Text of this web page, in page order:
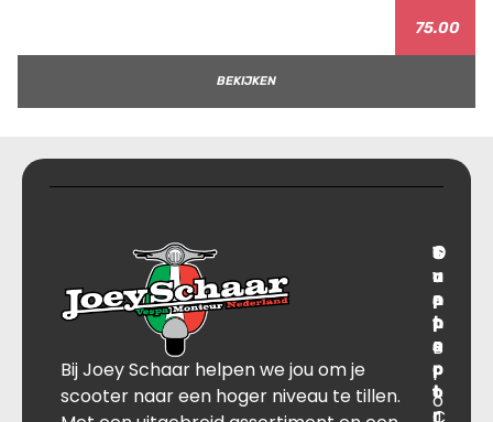
75.00
BEKIJKEN
Bij Joey Schaar helpen we jou om je
scooter naar een hoger niveau te tillen.
T
r
a
n
s
p
o
r
O
v
e
r
B
l
o
S
u
p
p
o
r
t
C
o
n
t
a
c
t